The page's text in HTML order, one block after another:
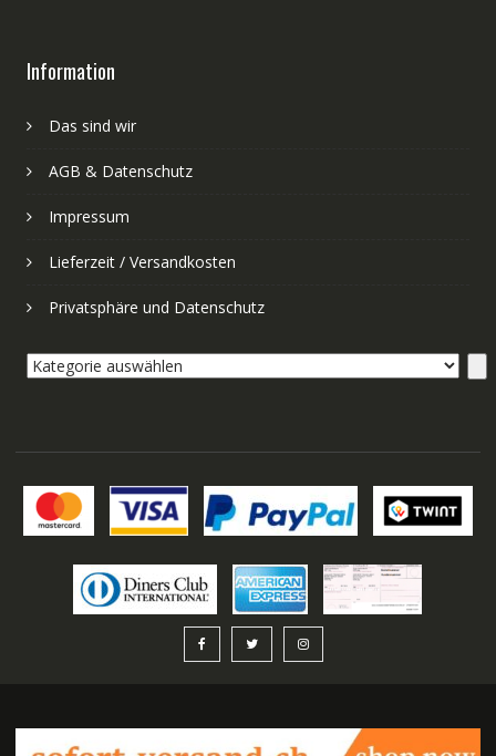
Information
Das sind wir
AGB & Datenschutz
Impressum
Lieferzeit / Versandkosten
Privatsphäre und Datenschutz
Kategorie